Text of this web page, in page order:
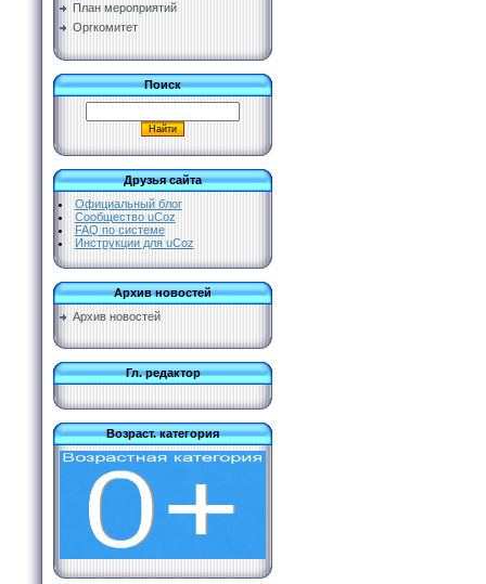
План мероприятий
Оргкомитет
Поиск
Друзья сайта
Официальный блог
Сообщество uCoz
FAQ по системе
Инструкции для uCoz
Архив новостей
Архив новостей
Гл. редактор
Возраст. категория